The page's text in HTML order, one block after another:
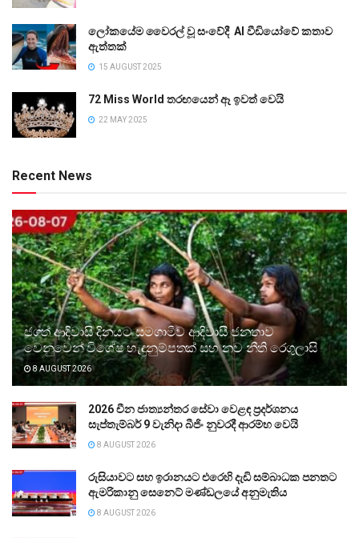
ලෝකයේම වෛරල් වූ සංවේදී AI වීඩියෝවේ කතාව
ඇත්තක්
15 AUGUST 2025
72 Miss World තරඟයෙන් ඈ ඉවත් වෙයි
22 MAY 2025
Recent News
ජගත් ආදිවාසි දිනයට සමගාමීව ආදිවාසී ජනතාව
වෙනුවෙන් විශේෂ හැඳුනුම්පතක් සහ නව නීති රෙගුලාසි
8 AUGUST 2026
2026 චීන ජාත්‍යන්තර සේවා වෙළඳ ප්‍රදර්ශනය
සැප්තැම්බර් 9 වැනිදා බීජිං නුවරදී ආරම්භ වෙයි
8 AUGUST 2026
රුසියාවට සහ ඉරානයට එරෙහි දැඩි සම්බාධක පනතට
ඇමරිකානු සෙනෙට් මණ්ඩලයේ අනුමැතිය
8 AUGUST 2026